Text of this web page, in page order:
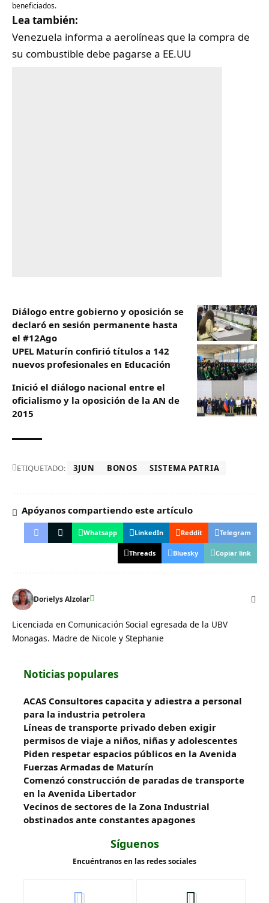
beneficiados.
Lea también:
Venezuela informa a aerolíneas que la compra de
su combustible debe pagarse a EE.UU
Diálogo entre gobierno y oposición se
declaró en sesión permanente hasta
el #12Ago
UPEL Maturín confirió títulos a 142
nuevos profesionales en Educación
Inició el diálogo nacional entre el
oficialismo y la oposición de la AN de
2015
ETIQUETADO: 3JUN BONOS SISTEMA PATRIA
Apóyanos compartiendo este artículo
Whatsapp LinkedIn Reddit Telegram
Threads Bluesky Copiar link
Dorielys Alzolar
Licenciada en Comunicación Social egresada de la UBV
Monagas. Madre de Nicole y Stephanie
Noticias populares
ACAS Consultores capacita y adiestra a personal
para la industria petrolera
Líneas de transporte privado deben exigir
permisos de viaje a niños, niñas y adolescentes
Piden respetar espacios públicos en la Avenida
Fuerzas Armadas de Maturín
​Comenzó construcción de paradas de transporte
en la Avenida Libertador
Vecinos de sectores de la Zona Industrial
obstinados ante constantes apagones
Síguenos
Encuéntranos en las redes sociales